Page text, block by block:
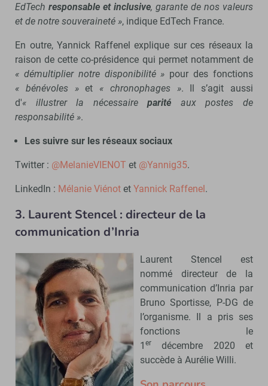
EdTech responsable et inclusive, garante de nos valeurs
et de notre souveraineté », indique EdTech France.
En outre, Yannick Raffenel explique sur ces réseaux la
raison de cette co-présidence qui permet notamment de
« démultiplier notre disponibilité » pour des fonctions
« bénévoles »et « chronophages ». Il s’agit aussi
d'« illustrer la nécessaireparité aux postes de
responsabilité ».
Les suivre sur les réseaux sociaux
Twitter : @MelanieVIENOT et @Yannig35.
LinkedIn : Mélanie Viénot et Yannick Raffenel.
3. Laurent Stencel : directeur de la
communication d’Inria
Laurent Stencel est
nommé directeur de la
communication d’Inria par
Bruno Sportisse, P-DG de
l’organisme. Il a pris ses
fonctions le
1 er
décembre 2020 et
succède à Aurélie Willi.